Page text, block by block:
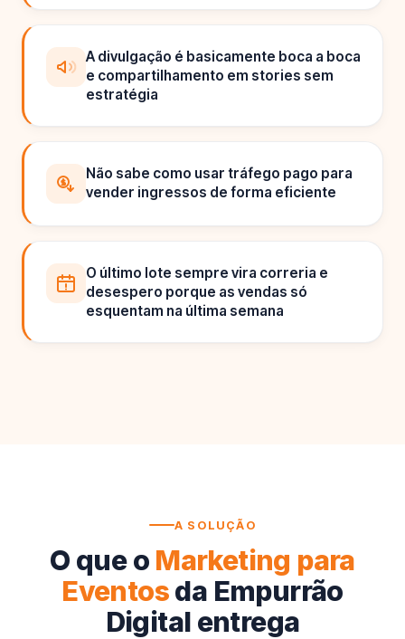
A divulgação é basicamente boca a boca
e compartilhamento em stories sem
estratégia
Não sabe como usar tráfego pago para
vender ingressos de forma eficiente
O último lote sempre vira correria e
desespero porque as vendas só
esquentam na última semana
A SOLUÇÃO
O que o Marketing para
Eventosda Empurrão
Digital entrega